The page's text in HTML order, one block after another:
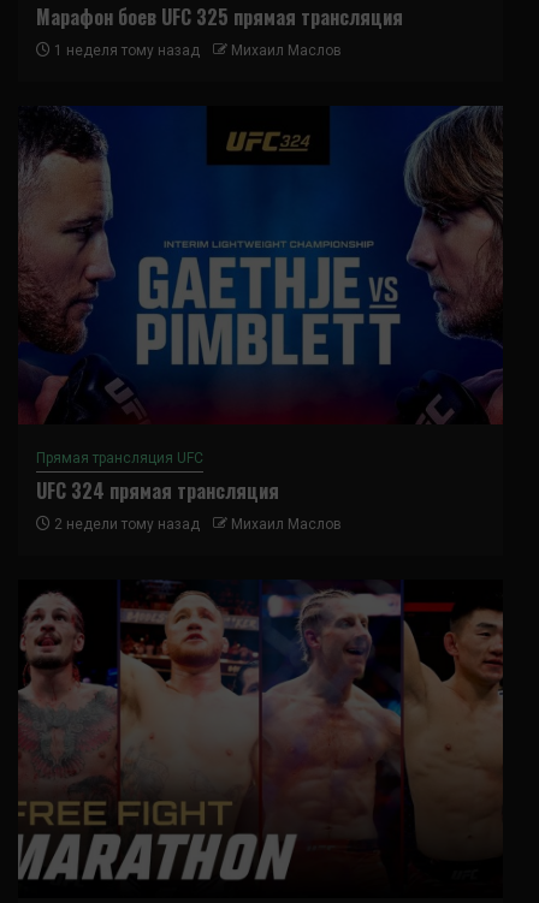
Марафон боев UFC 325 прямая трансляция
1 неделя тому назад Михаил Маслов
Прямая трансляция UFC
UFC 324 прямая трансляция
2 недели тому назад Михаил Маслов